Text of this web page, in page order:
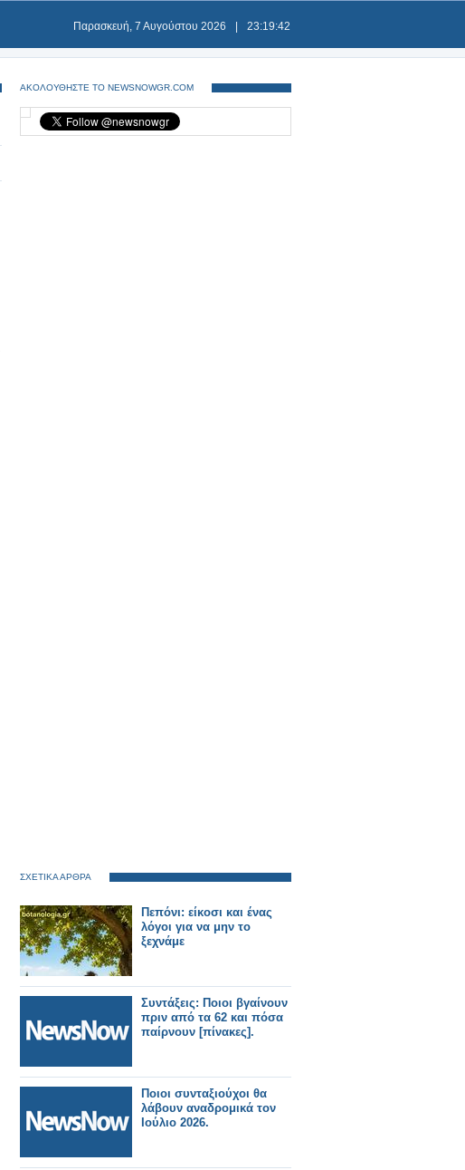
Παρασκευή, 7 Αυγούστου 2026 23:19:43
ΑΚΟΛΟΥΘΗΣΤΕ ΤΟ NEWSNOWGR.COM
ΣΧΕΤΙΚΑ ΑΡΘΡΑ
Πεπόνι: είκοσι και ένας
λόγοι για να μην το
ξεχνάμε
Συντάξεις: Ποιοι βγαίνουν
πριν από τα 62 και πόσα
παίρνουν [πίνακες].
Ποιοι συνταξιούχοι θα
λάβουν αναδρομικά τον
Ιούλιο 2026.